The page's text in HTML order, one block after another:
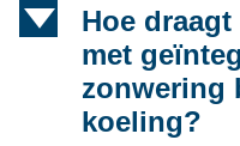
d
Hoe
met
zonwering
koeling?